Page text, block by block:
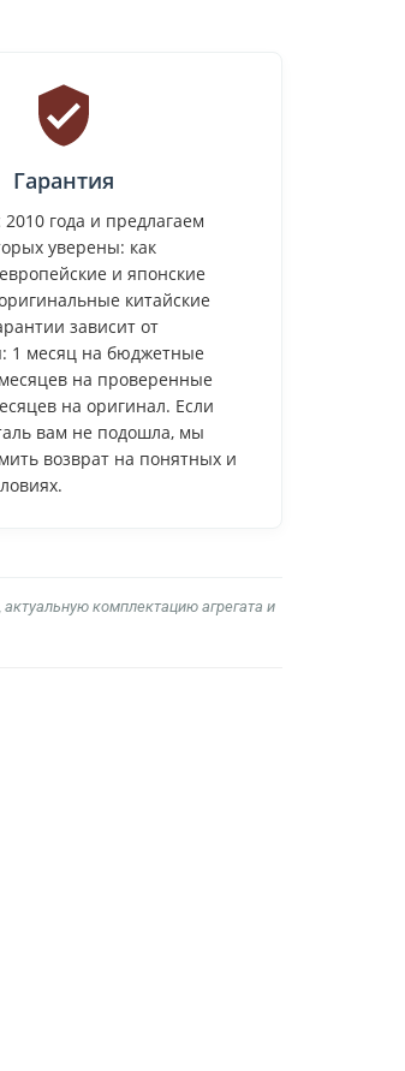
Гарантия
года и предлагаем
уверены: как
и японские
китайские
зависит от
1 месяц на бюджетные
на проверенные
на оригинал. Если
вам не подошла, мы
возврат на понятных и
комплектацию агрегата и